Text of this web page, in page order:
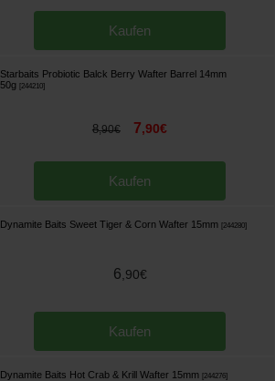
Kaufen
Starbaits Probiotic Balck Berry Wafter Barrel 14mm
50g [244210]
8,90€ 7,90€
Kaufen
Dynamite Baits Sweet Tiger & Corn Wafter 15mm [244280]
6 90€
Kaufen
Dynamite Baits Hot Crab & Krill Wafter 15mm [244276]